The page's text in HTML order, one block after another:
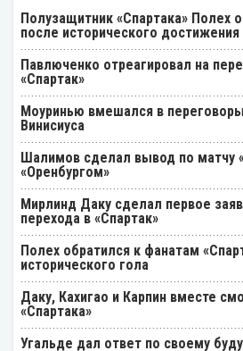
Полузащитник «Спартака» Полех
после исторического достижения
Павлюченко отреагировал на
«Спартак»
Моуринью вмешался в
Винисиуса
Шалимов сделал вывод по матчу
«Оренбургом»
Мирлинд Даку сделал первое
перехода в «Спартак»
Полех обратился к фанатам
исторического гола
Даку, Кахигао и Карпин вместе
«Спартака»
Угальде дал ответ по своему